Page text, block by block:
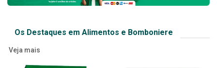
Os Destaques em Alimentos e Bomboniere
Veja mais